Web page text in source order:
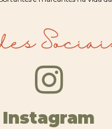
Instagram